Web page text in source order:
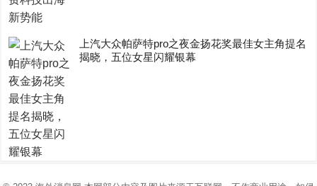
上汽大众帕萨特pro之夜金扬花奖最佳女主角提名
揭晓，五位女星闪耀银幕